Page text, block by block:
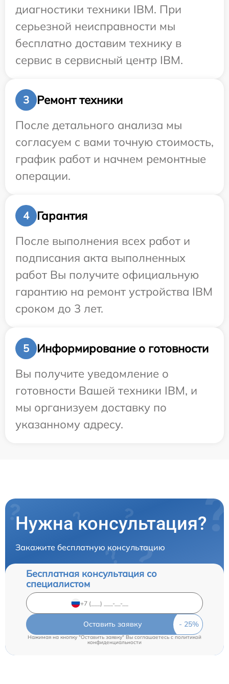
диагностики техники IBM. При
серьезной неисправности мы
бесплатно доставим технику в
сервис в сервисный центр IBM.
3
Ремонт техники
После детального анализа мы
согласуем с вами точную стоимость,
график работ и начнем ремонтные
операции.
4
Гарантия
После выполнения всех работ и
подписания акта выполненных
работ Вы получите официальную
гарантию на ремонт устройства IBM
сроком до 3 лет.
5
Информирование о готовности
Вы получите уведомление о
готовности Вашей техники IBM, и
мы организуем доставку по
указанному адресу.
Нужна консультация?
Закажите бесплатную консультацию
Бесплатная консультация со
специалистом
Оставить заявку
Нажимая на кнопку "Оставить заявку" Вы соглашаетесь c политикой
конфиденциальности